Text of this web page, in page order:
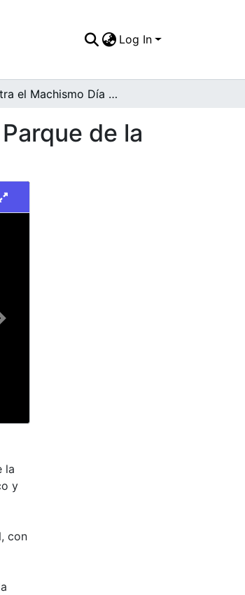
Log In
Contra el Machismo Día Internacional de la Mujer en el Parque de la Retreta en Cali
de la
Next
la
y
con